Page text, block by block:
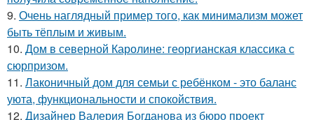
9. Очень наглядный пример того, как минимализм может
быть тёплым и живым.
10. Дом в северной Каролине: георгианская классика с
сюрпризом.
11. Лаконичный дом для семьи с ребёнком - это баланс
уюта, функциональности и спокойствия.
12. Дизайнер Валерия Богданова из бюро проект